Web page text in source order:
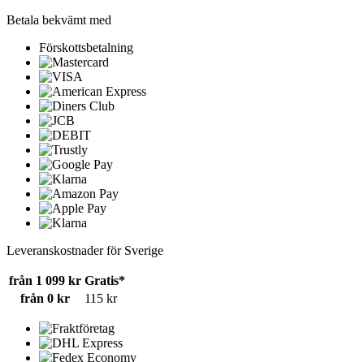
Betala bekvämt med
Förskottsbetalning
Leveranskostnader för Sverige
från 1 099 kr Gratis*
från 0 kr
115 kr